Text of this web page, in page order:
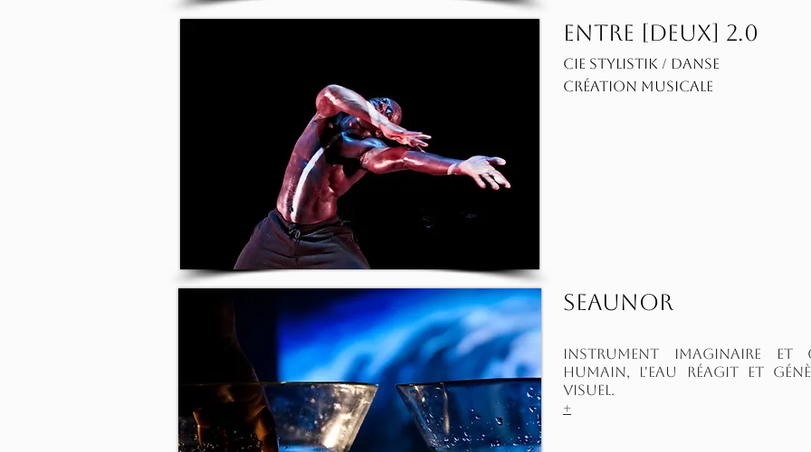
ENTRE [DEUX] 2.0
​​Cie Stylistik / DANSE
création musicale
Seaunor
instrument imaginaire et
humain, l'eau réagit et
visuel.
+